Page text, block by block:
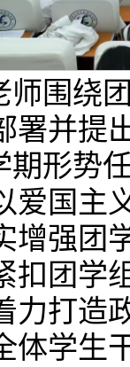
师围绕
署并提
期形势
爱国主
增强团
扣团学
力打造
体学生